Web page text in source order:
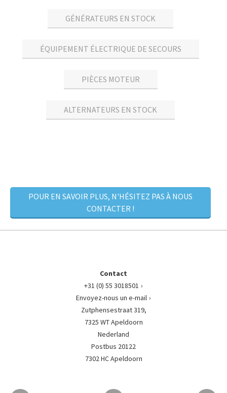
GÉNÉRATEURS EN STOCK
ÉQUIPEMENT ÉLECTRIQUE DE SECOURS
PIÈCES MOTEUR
ALTERNATEURS EN STOCK
POUR EN SAVOIR PLUS, N'HÉSITEZ PAS À NOUS
CONTACTER !
Contact
+31 (0) 55 3018501
Envoyez-nous un e-mail
Zutphensestraat 319,
7325 WT Apeldoorn
Nederland
Postbus 20122
7302 HC Apeldoorn